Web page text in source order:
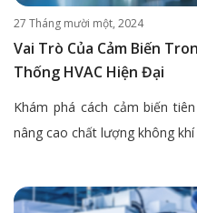
27 Tháng mười một, 2024
Vai Trò Của Cảm Biến
Thống HVAC Hiện Đại
Khám phá cách cảm biến
nâng cao chất lượng không